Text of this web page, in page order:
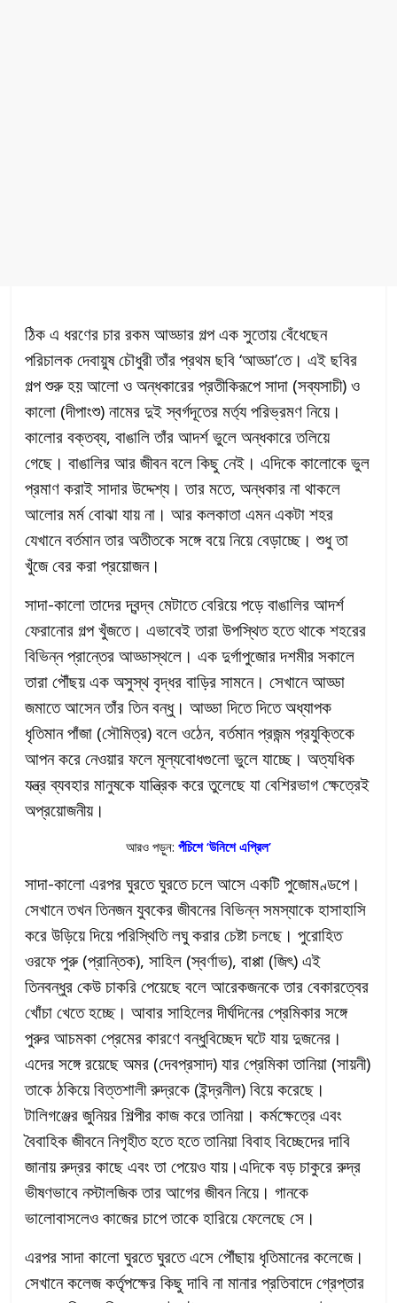
ঠিক এ ধরণের চার রকম আড্ডার গল্প এক সুতোয় বেঁধেছেন
পরিচালক দেবায়ুষ চৌধুরী তাঁর প্রথম ছবি ‘আড্ডা’তে। এই ছবির
গল্প শুরু হয় আলো ও অন্ধকারের প্রতীকিরূপে সাদা (সব্যসাচী) ও
কালো (দীপাংশু) নামের দুই স্বর্গদূতের মর্ত্য পরিভ্রমণ নিয়ে।
কালোর বক্তব্য, বাঙালি তাঁর আদর্শ ভুলে অন্ধকারে তলিয়ে
গেছে। বাঙালির আর জীবন বলে কিছু নেই। এদিকে কালোকে ভুল
প্রমাণ করাই সাদার উদ্দেশ্য। তার মতে, অন্ধকার না থাকলে
আলোর মর্ম বোঝা যায় না। আর কলকাতা এমন একটা শহর
যেখানে বর্তমান তার অতীতকে সঙ্গে বয়ে নিয়ে বেড়াচ্ছে। শুধু তা
খুঁজে বের করা প্রয়োজন।
সাদা-কালো তাদের দ্বন্দ্ব মেটাতে বেরিয়ে পড়ে বাঙালির আদর্শ
ফেরানোর গল্প খুঁজতে। এভাবেই তারা উপস্থিত হতে থাকে শহরের
বিভিন্ন প্রান্তের আড্ডাস্থলে। এক দুর্গাপুজোর দশমীর সকালে
তারা পৌঁছয় এক অসুস্থ বৃদ্ধর বাড়ির সামনে। সেখানে আড্ডা
জমাতে আসেন তাঁর তিন বন্ধু। আড্ডা দিতে দিতে অধ্যাপক
ধৃতিমান পাঁজা (সৌমিত্র) বলে ওঠেন, বর্তমান প্রজন্ম প্রযুক্তিকে
আপন করে নেওয়ার ফলে মূল্যবোধগুলো ভুলে যাচ্ছে। অত্যধিক
যন্ত্র ব্যবহার মানুষকে যান্ত্রিক করে তুলেছে যা বেশিরভাগ ক্ষেত্রেই
অপ্রয়োজনীয়।
আরও পড়ুন: পঁচিশে ‘উনিশে এপ্রিল’
সাদা-কালো এরপর ঘুরতে ঘুরতে চলে আসে একটি পুজোমণ্ডপে।
সেখানে তখন তিনজন যুবকের জীবনের বিভিন্ন সমস্যাকে হাসাহাসি
করে উড়িয়ে দিয়ে পরিস্থিতি লঘু করার চেষ্টা চলছে। পুরোহিত
ওরফে পুরু (প্রান্তিক), সাহিল (স্বর্ণাভ), বাপ্পা (জিৎ) এই
তিনবন্ধুর কেউ চাকরি পেয়েছে বলে আরেকজনকে তার বেকারত্বের
খোঁচা খেতে হচ্ছে। আবার সাহিলের দীর্ঘদিনের প্রেমিকার সঙ্গে
পুরুর আচমকা প্রেমের কারণে বন্ধুবিচ্ছেদ ঘটে যায় দুজনের।
এদের সঙ্গে রয়েছে অমর (দেবপ্রসাদ) যার প্রেমিকা তানিয়া (সায়নী)
তাকে ঠকিয়ে বিত্তশালী রুদ্রকে (ইন্দ্রনীল) বিয়ে করেছে।
টালিগঞ্জের জুনিয়র শিল্পীর কাজ করে তানিয়া। কর্মক্ষেত্রে এবং
বৈবাহিক জীবনে নিগৃহীত হতে হতে তানিয়া বিবাহ বিচ্ছেদের দাবি
জানায় রুদ্রর কাছে এবং তা পেয়েও যায়।এদিকে বড় চাকুরে রুদ্র
ভীষণভাবে নস্টালজিক তার আগের জীবন নিয়ে। গানকে
ভালোবাসলেও কাজের চাপে তাকে হারিয়ে ফেলেছে সে।
এরপর সাদা কালো ঘুরতে ঘুরতে এসে পৌঁছায় ধৃতিমানের কলেজে।
সেখানে কলেজ কর্তৃপক্ষের কিছু দাবি না মানার প্রতিবাদে গ্রেপ্তার